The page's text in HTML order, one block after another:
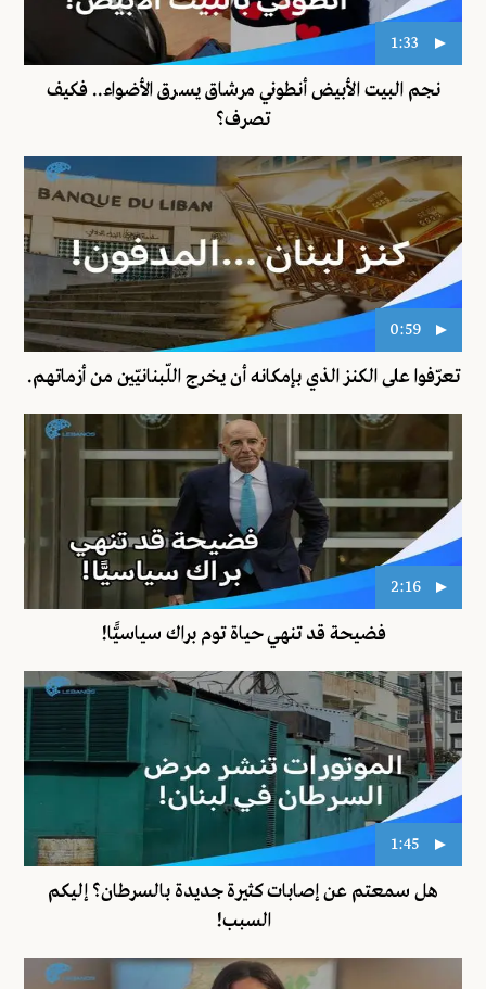
1:33
نجم البيت الأبيض أنطوني مرشاق يسرق الأضواء.. فكيف
تصرف؟
0:59
تعرّفوا على الكنز الذي بإمكانه أن يخرج اللّبنانيّين من أزماتهم.
2:16
فضيحة قد تنهي حياة توم براك سياسيًّا!
1:45
هل سمعتم عن إصابات كثيرة جديدة بالسرطان؟ إليكم
السبب!